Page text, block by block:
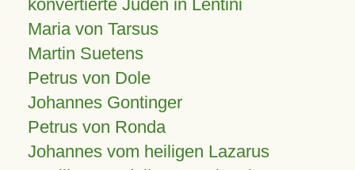
konvertierte Juden in Lentini
Maria von Tarsus
Martin Suetens
Petrus von Dole
Johannes Gontinger
Petrus von Ronda
Johannes vom heiligen Lazarus